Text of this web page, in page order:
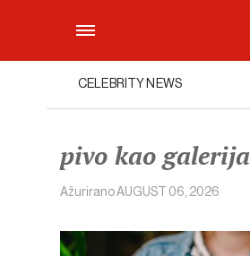
CELEBRITY NEWS
pivo kao galerija
AžuriranoAUGUST 06, 2026